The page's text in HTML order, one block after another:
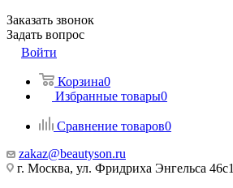
Заказать звонок
Задать вопрос
Войти
Корзина0
Избранные товары0
Сравнение товаров0
zakaz@beautyson.ru
г. Москва, ул. Фридриха Энгельса 46с1